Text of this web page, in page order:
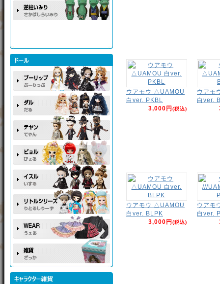
ウアモウ △UAMOU
白ver. PKBL
3,000円(税込)
ウアモ
白ver.
ウアモウ △UAMOU
白ver. BLPK
3,000円(税込)
ウアモ
白ver.